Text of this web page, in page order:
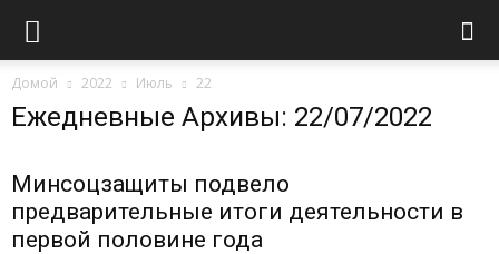
Домой 2022 Июль 22
Ежедневные Архивы: 22/07/2022
Минсоцзащиты подвело
предварительные итоги деятельности в
первой половине года